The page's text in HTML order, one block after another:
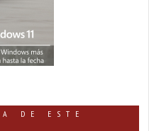
DE ESTE